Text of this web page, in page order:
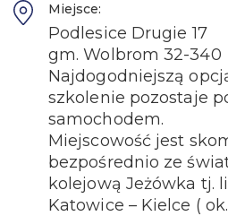
Miejsce:
Podlesice Drugie 17
gm. Wolbrom 32-340
Najdogodniejszą
szkolenie pozostaje
samochodem.
Miejscowość jest
bezpośrednio ze
kolejową Jeżówka tj.
Katowice – Kielce (